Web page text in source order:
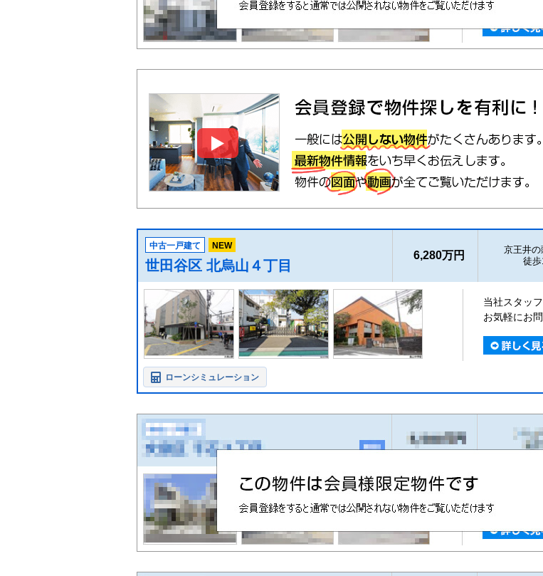
中古一戸建て NEW
世田谷区 北烏山４丁目
6,280万円
京王井の
徒
当社スタッ
お気軽にお
ローンシミュレーション